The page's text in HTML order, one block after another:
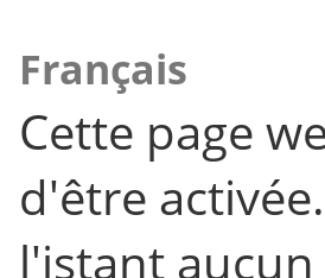
Français
Cette page
d'être
l'istant